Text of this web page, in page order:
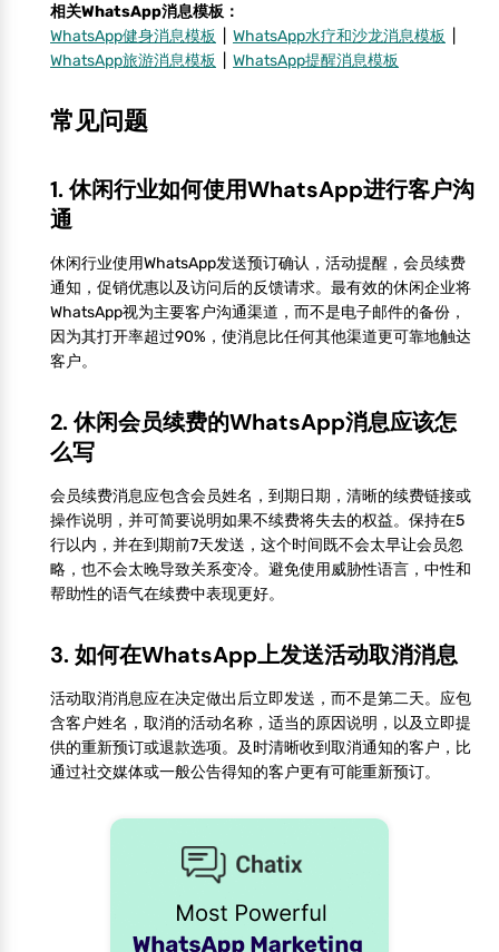
相关WhatsApp消息模板：
WhatsApp健身消息模板
WhatsApp水疗和沙龙消息模板
WhatsApp旅游消息模板
WhatsApp提醒消息模板
常见问题
1. 休闲行业如何使用WhatsApp进行客户沟
通
休闲行业使用WhatsApp发送预订确认，活动提醒，会员续费
通知，促销优惠以及访问后的反馈请求。最有效的休闲企业将
WhatsApp视为主要客户沟通渠道，而不是电子邮件的备份，
因为其打开率超过90%，使消息比任何其他渠道更可靠地触达
客户。
2. 休闲会员续费的WhatsApp消息应该怎
么写
会员续费消息应包含会员姓名，到期日期，清晰的续费链接或
操作说明，并可简要说明如果不续费将失去的权益。保持在5
行以内，并在到期前7天发送，这个时间既不会太早让会员忽
略，也不会太晚导致关系变冷。避免使用威胁性语言，中性和
帮助性的语气在续费中表现更好。
3. 如何在WhatsApp上发送活动取消消息
活动取消消息应在决定做出后立即发送，而不是第二天。应包
含客户姓名，取消的活动名称，适当的原因说明，以及立即提
供的重新预订或退款选项。及时清晰收到取消通知的客户，比
通过社交媒体或一般公告得知的客户更有可能重新预订。